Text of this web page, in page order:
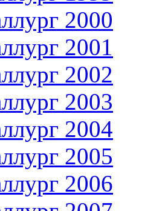
2000
2001
2002
2003
2004
2005
2006